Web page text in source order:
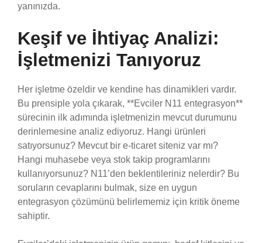
yanınızda.
Keşif ve İhtiyaç Analizi:
İşletmenizi Tanıyoruz
Her işletme özeldir ve kendine has dinamikleri vardır.
Bu prensiple yola çıkarak, **Evciler N11 entegrasyon**
sürecinin ilk adımında işletmenizin mevcut durumunu
derinlemesine analiz ediyoruz. Hangi ürünleri
satıyorsunuz? Mevcut bir e-ticaret siteniz var mı?
Hangi muhasebe veya stok takip programlarını
kullanıyorsunuz? N11’den beklentileriniz nelerdir? Bu
soruların cevaplarını bulmak, size en uygun
entegrasyon çözümünü belirlememiz için kritik öneme
sahiptir.